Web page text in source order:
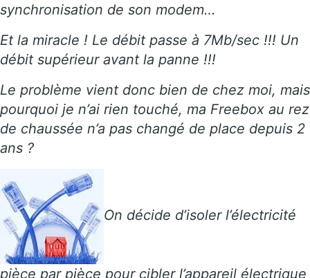
synchronisation de son modem…
Et la miracle ! Le débit passe à 7Mb/sec !!! Un
débit supérieur avant la panne !!!
Le problème vient donc bien de chez moi, mais
pourquoi je n’ai rien touché, ma Freebox au rez
de chaussée n’a pas changé de place depuis 2
ans ?
On décide d’isoler l’électricité
pièce par pièce pour cibler l’appareil électrique